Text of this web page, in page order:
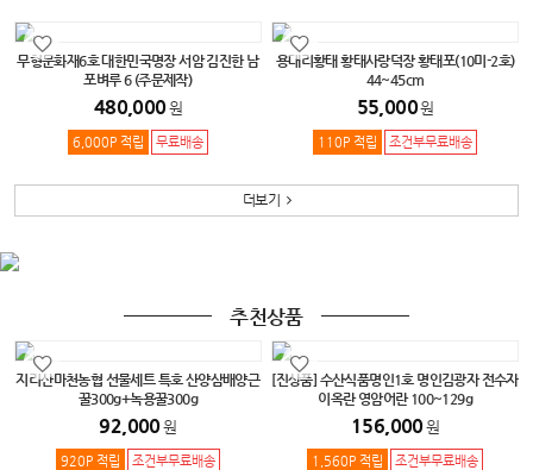
무형문화재6호 대한민국명장 서암 김진한 남
포벼루 6 (주문제작)
480,000원
6,000P 적립 무료배송
용대리황태 황태사랑덕장 황태포(10미-2호)
44~45cm
55,000원
110P 적립 조건부무료배송
더보기
추천상품
지리산마천농협 선물세트 특호 산양삼배양근
꿀300g+녹용꿀300g
92,000원
920P 적립 조건부무료배송
[진상품] 수산식품명인1호 명인김광자 전수자
이옥란 영암어란 100~129g
156,000원
1,560P 적립 조건부무료배송